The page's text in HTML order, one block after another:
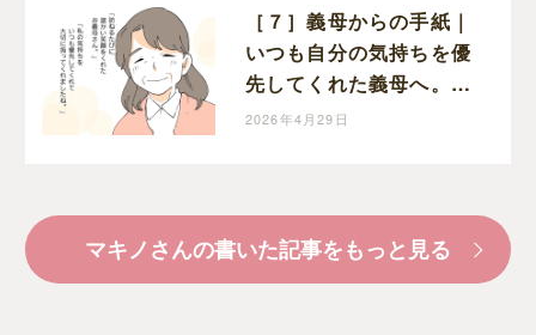
［７］義母からの手紙｜
いつも自分の気持ちを優
先してくれた義母へ。嫁
から今までの感謝の気持
2026年4月29日
マキノさんの書いた記事をもっと見る